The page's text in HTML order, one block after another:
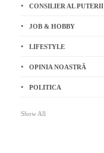
CONSILIER AL PUTERII
JOB & HOBBY
LIFESTYLE
OPINIA NOASTRĂ
POLITICA
Show All